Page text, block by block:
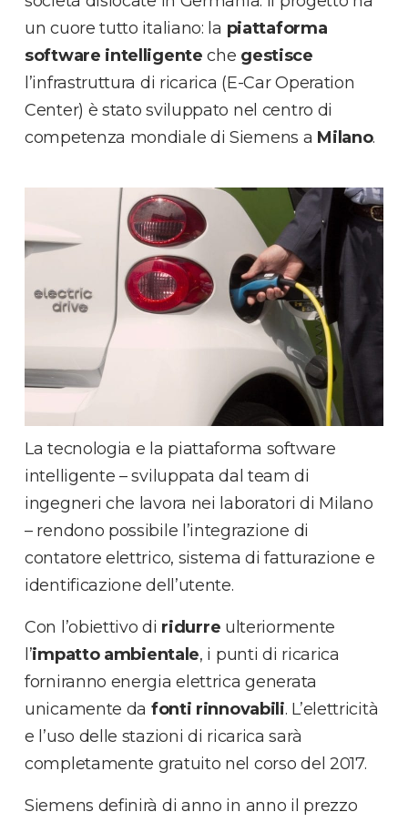
un cuore tutto italiano: la piattaforma
software intelligente che gestisce
l’infrastruttura di ricarica (E-Car Operation
Center) è stato sviluppato nel centro di
competenza mondiale di Siemens a Milano.
La tecnologia e la piattaforma software
intelligente – sviluppata dal team di
ingegneri che lavora nei laboratori di Milano
– rendono possibile l’integrazione di
contatore elettrico, sistema di fatturazione e
identificazione dell’utente.
Con l’obiettivo di ridurre ulteriormente
l’impatto ambientale, i punti di ricarica
forniranno energia elettrica generata
unicamente da fonti rinnovabili. L’elettricità
e l’uso delle stazioni di ricarica sarà
completamente gratuito nel corso del 2017.
Siemens definirà di anno in anno il prezzo